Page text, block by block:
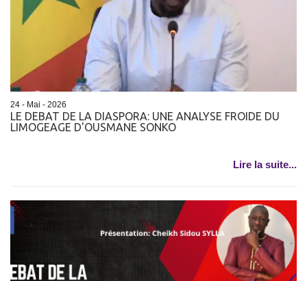
24 - Mai - 2026
LE DEBAT DE LA DIASPORA: UNE ANALYSE FROIDE DU
LIMOGEAGE D'OUSMANE SONKO
Lire la suite...